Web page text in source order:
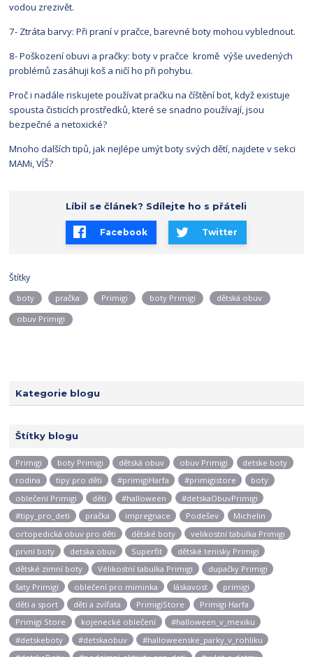
Kategorie blogu
Štítky blogu
Primigi boty Primigi dětská obuv obuv Primigi
detske boty
rodina
tipy pro děti #primigiHarfa #primigistore
boty
oblečení Primigi
děti #halloween
#detskaObuvPrimigi
#tipy_pro_deti
pračka impregnace Podešev
Michelin
ortopedická obuv pro děti
dětské boty
velikostní tabulka Primigi
první boty
detska obuv Superfit
dětské tenisky Primigi
dětské zimní boty
Vélikostní tabulka Primigi
dupačky Primigi
šaty Primigi
oblečení pro miminka láskavost
primigi
děti a sport
děti a zvířata PrimigiStore
Primigi Harfa
Primigi Store
kojenecké oblečení
#halloween_v_mexiku
#detskeboty
#detskaobuv
#halloweenske_parky_v_rohliku
vodou zrezivět.
7- Ztráta barvy: Při praní v pračce, barevné boty mohou vyblednout.
8- Poškození obuvi a pračky: boty v pračce kromě výše uvedených
problémů zasáhuji koš a ničí ho při pohybu.
Proč i nadále riskujete používat pračku na číštění bot, když existuje
spousta čisticích prostředků, které se snadno používají, jsou
bezpečné a netoxické?
Mnoho dalších tipů, jak nejlépe umýt boty svých dětí, najdete v sekci
MAMi, VÍŠ?
Líbil se článek? Sdílejte ho s přáteli
Facebook Twitter
Štítky
boty pračka Primigi boty Primigi dětská obuv
obuv Primigi